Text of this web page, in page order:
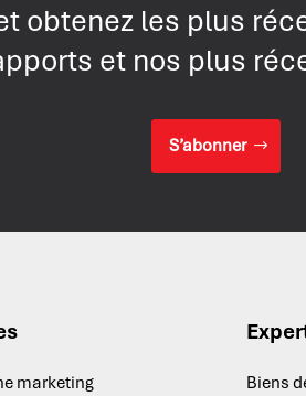
obtenez les plus
et nos plus
S’abonner
marketing
Biens